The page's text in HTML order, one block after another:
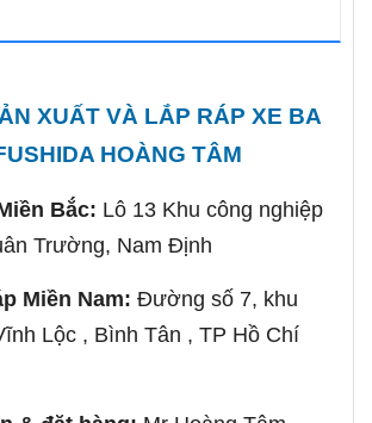
XUẤT VÀ LẮP RÁP XE BA
HOÀNG TÂM
Bắc: Lô 13 Khu công nghiệp
Trường, Nam Định
Miền Nam: Đường số 7, khu
Lộc , Bình Tân , TP Hồ Chí